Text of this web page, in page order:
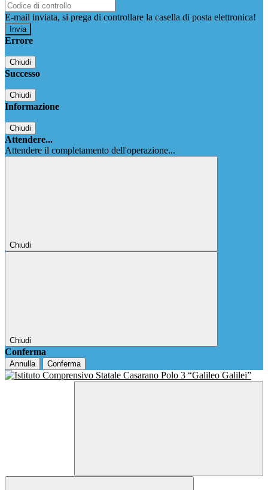
E-mail inviata, si prega di controllare la casella di posta elettronica!
Errore
Chiudi
Successo
Chiudi
Informazione
Chiudi
Attendere...
Attendere il completamento dell'operazione...
Chiudi
Chiudi
Conferma
Annulla Conferma